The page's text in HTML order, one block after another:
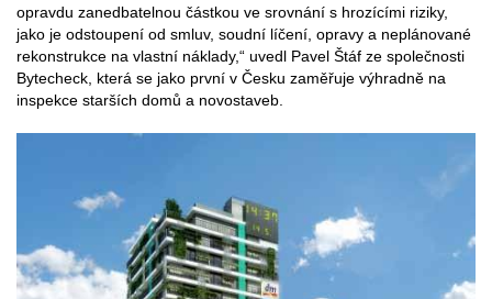
opravdu zanedbatelnou částkou ve srovnání s hrozícími riziky,
jako je odstoupení od smluv, soudní líčení, opravy a neplánované
rekonstrukce na vlastní náklady,“ uvedl Pavel Štáf ze společnosti
Bytecheck, která se jako první v Česku zaměřuje výhradně na
inspekce starších domů a novostaveb.